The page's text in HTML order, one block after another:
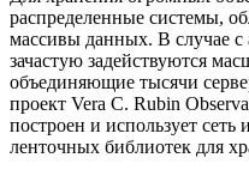
распределенные системы,
массивы данных. В случае
зачастую задействуются
объединяющие тысячи
проект Vera C. Rubin
построен и использует сеть
ленточных библиотек для